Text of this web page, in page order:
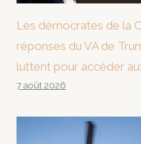
Les démocrates de la
réponses du VA de
luttent pour accéder
7 août 2026